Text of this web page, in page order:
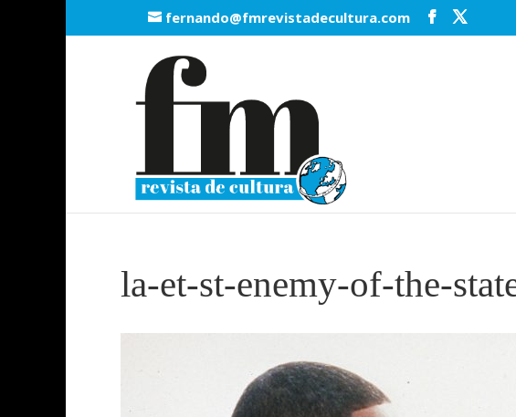
fernando@fmrevistadecultura.com
la-et-st-enemy-of-the-